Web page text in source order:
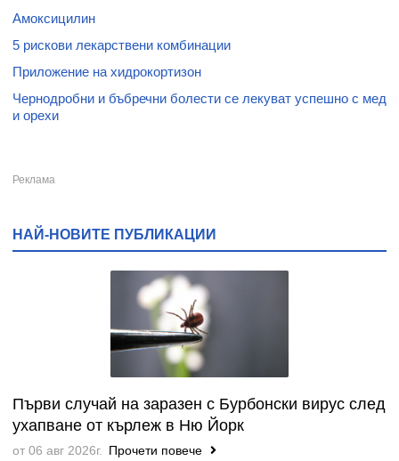
Амоксицилин
5 рискови лекарствени комбинации
Приложение на хидрокортизон
Чернодробни и бъбречни болести се лекуват успешно с мед
и орехи
НАЙ-НОВИТЕ ПУБЛИКАЦИИ
Първи случай на заразен с Бурбонски вирус след
ухапване от кърлеж в Ню Йорк
от 06 авг 2026г. Прочети повече